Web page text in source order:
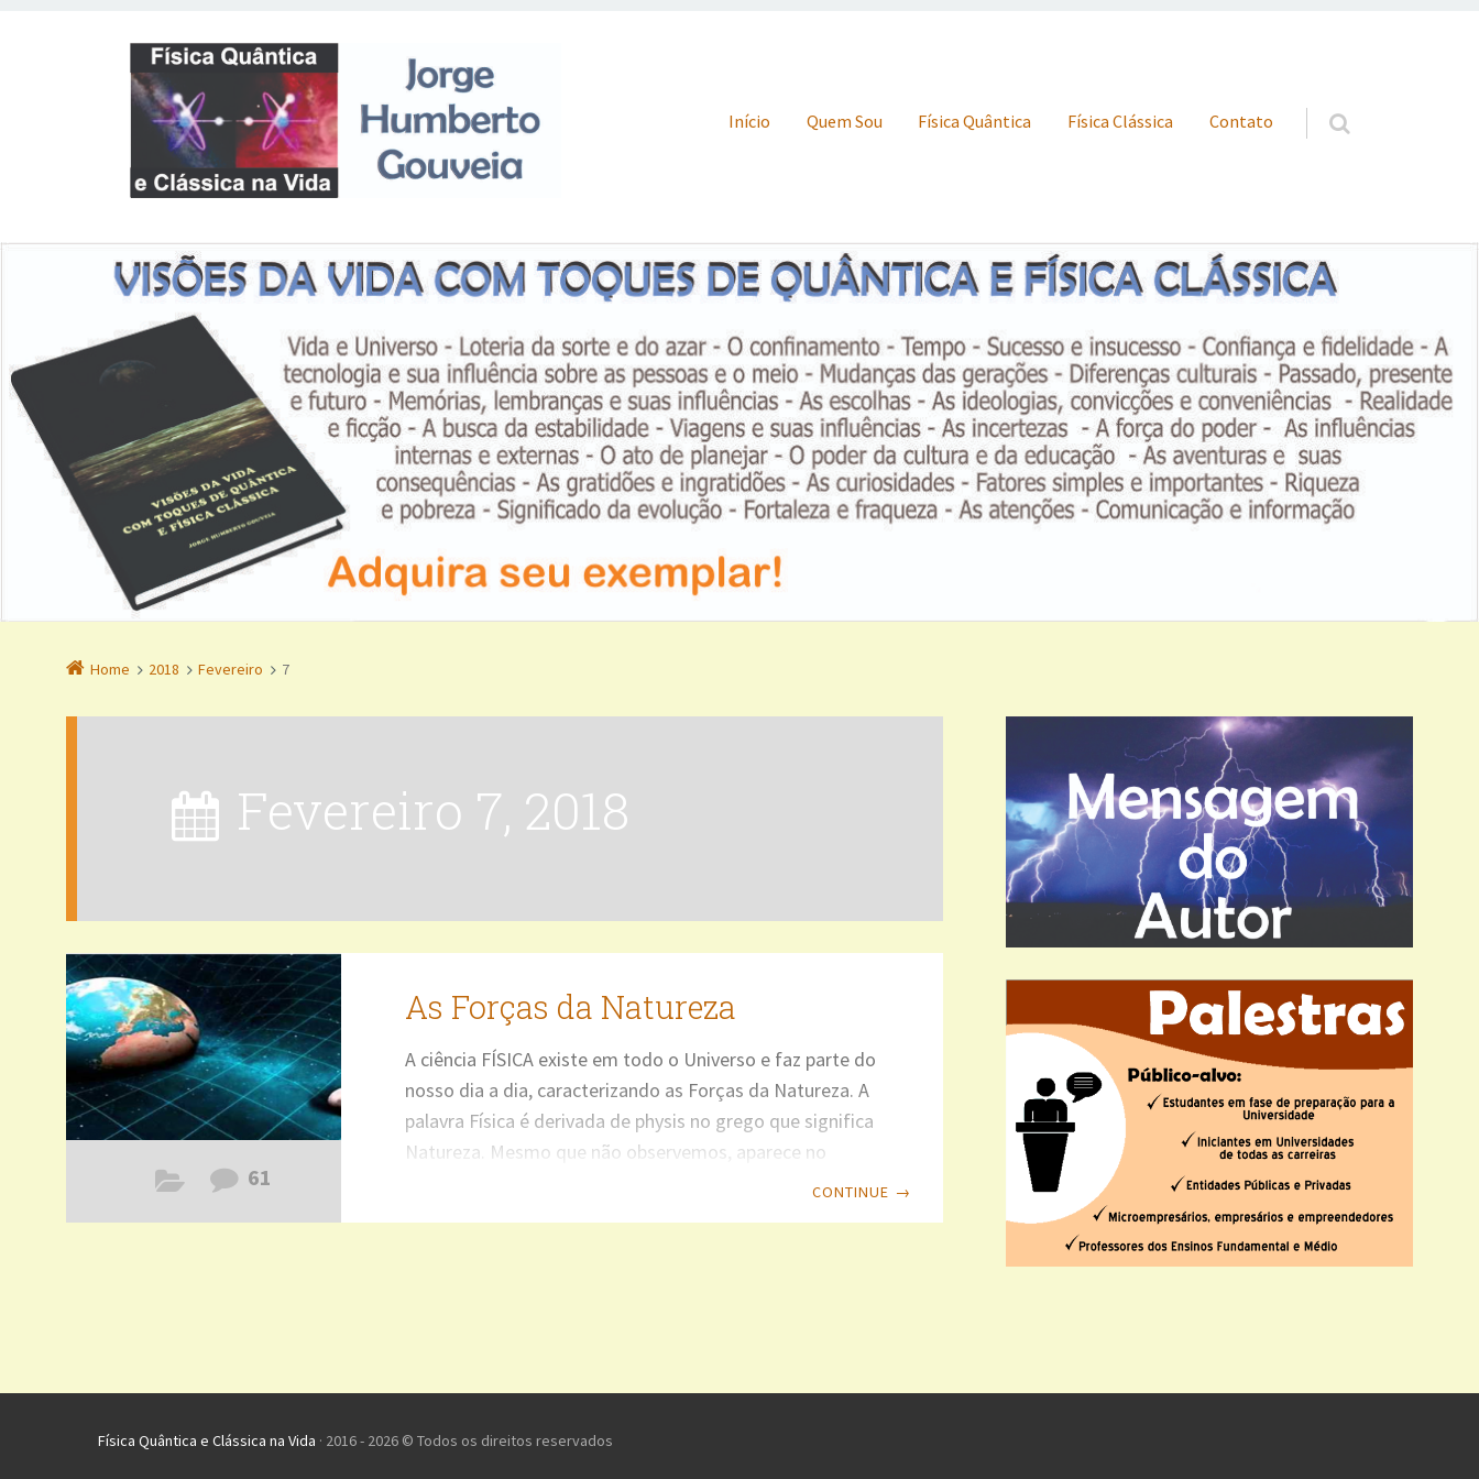
Skip to content
Início Quem Sou Física Quântica Física Clássica Contato
Home 2018 Fevereiro 7
Fevereiro 7, 2018
61
As Forças da Natureza
A ciência FÍSICA existe em todo o Universo e faz parte do
nosso dia a dia, caracterizando as Forças da Natureza. A
palavra Física é derivada de physis no grego que significa
Natureza. Mesmo que não observemos, aparece no
cotidiano ao caminharmos, andarmos de bicicleta,CONTINUE →
Física Quântica e Clássica na Vida · 2016 - 2026 © Todos os direitos reservados